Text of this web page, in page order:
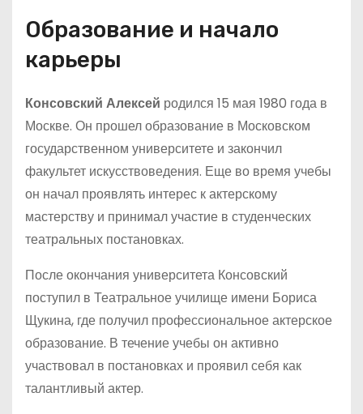
Образование и начало
карьеры
Консовский Алексей родился 15 мая 1980 года в
Москве. Он прошел образование в Московском
государственном университете и закончил
факультет искусствоведения. Еще во время учебы
он начал проявлять интерес к актерскому
мастерству и принимал участие в студенческих
театральных постановках.
После окончания университета Консовский
поступил в Театральное училище имени Бориса
Щукина, где получил профессиональное актерское
образование. В течение учебы он активно
участвовал в постановках и проявил себя как
талантливый актер.